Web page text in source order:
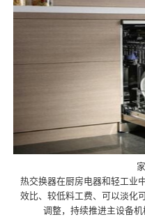
热交换器在厨房电器和轻工业
效比、较低料工费、可以淡化
调整，持续推进主设备机